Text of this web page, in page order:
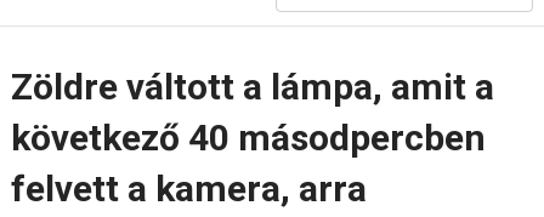
Zöldre váltott a lámpa, amit a
következő 40 másodpercben
felvett a kamera, arra